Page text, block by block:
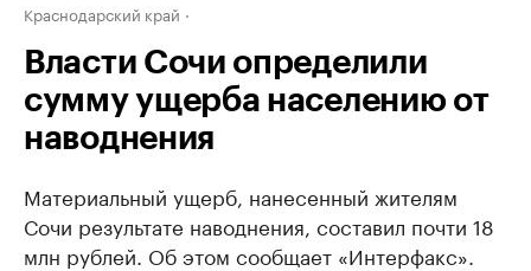
Краснодарский край
Власти Сочи определили
сумму ущерба населению от
наводнения
Материальный ущерб, нанесенный жителям
Сочи результате наводнения, составил почти 18
млн рублей. Об этом сообщает «Интерфакс».